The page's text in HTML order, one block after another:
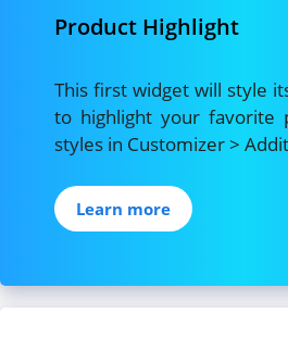
Product Highlight
This first widget will style
to highlight your favorite
styles in Customizer >
Learn more